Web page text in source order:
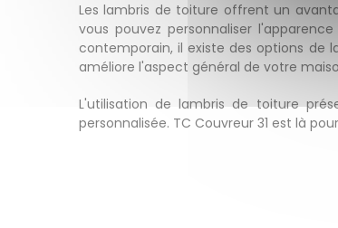
Les lambris de toiture offrent un
vous pouvez personnaliser
contemporain, il existe des options de
améliore l'aspect général de votre
L'utilisation de lambris de toiture
personnalisée. TC Couvreur 31 est là